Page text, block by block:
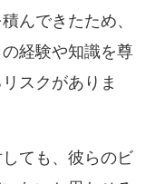
んできたため、
経験や知識を尊
スクがありま
ても、彼らのビ